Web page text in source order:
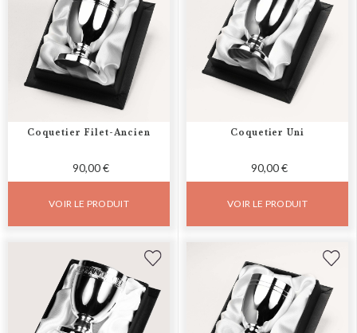
Coquetier Filet-Ancien
90,00 €
VOIR LE PRODUIT
Coquetier Uni
90,00 €
VOIR LE PRODUIT